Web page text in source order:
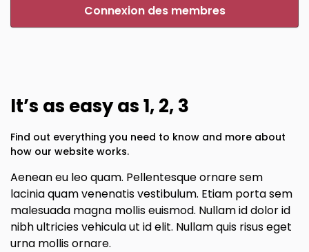
Connexion des membres
It’s as easy as 1, 2, 3
Find out everything you need to know and more about
how our website works.
Aenean eu leo quam. Pellentesque ornare sem
lacinia quam venenatis vestibulum. Etiam porta sem
malesuada magna mollis euismod. Nullam id dolor id
nibh ultricies vehicula ut id elit. Nullam quis risus eget
urna mollis ornare.